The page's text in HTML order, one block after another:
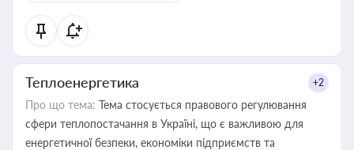
Теплоенергетика +2
Про що тема: Тема стосується правового регулювання
сфери теплопостачання в Україні, що є важливою для
енергетичної безпеки, економіки підприємств та